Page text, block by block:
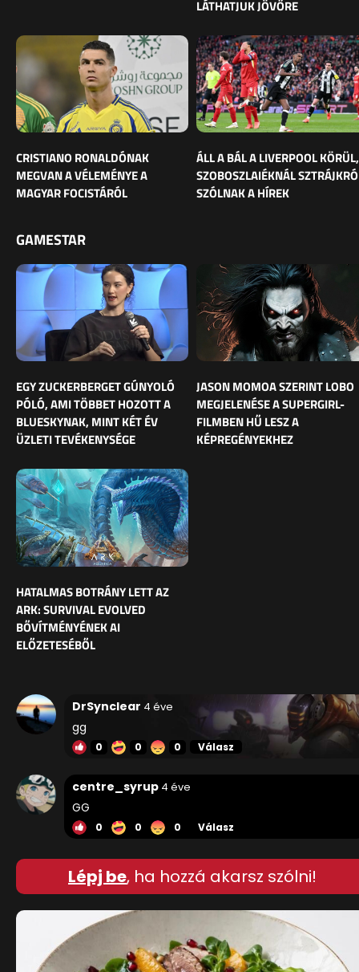
LÁTHATJUK JÖVŐRE
CRISTIANO RONALDÓNAK
MEGVAN A VÉLEMÉNYE A
MAGYAR FOCISTÁRÓL
ÁLL A BÁL A LIVERPOOL KÖRÜL,
SZOBOSZLAIÉKNÁL
SZÓLNAK A HÍREK
GAMESTAR
EGY ZUCKERBERGET GÚNYOLÓ
PÓLÓ, AMI TÖBBET HOZOTT A
BLUESKYNAK, MINT KÉT ÉV
ÜZLETI TEVÉKENYSÉGE
JASON MOMOA SZERINT LOBO
MEGJELENÉSE A SUPERGIRL-
FILMBEN HŰ LESZ A
KÉPREGÉNYEKHEZ
HATALMAS BOTRÁNY LETT AZ
ARK: SURVIVAL EVOLVED
BŐVÍTMÉNYÉNEK AI
ELŐZETESÉBŐL
DrSynclear 4 éve
gg
0 0 0 Válasz
centre_syrup 4 éve
GG
0 0 0 Válasz
Lépj be, ha hozzá akarsz szólni!